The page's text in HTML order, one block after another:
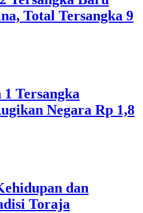
Total Tersangka 9
Tersangka
Negara Rp 1,8
dan
Toraja